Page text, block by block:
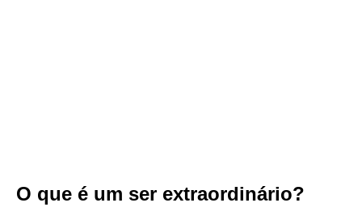
O que é um ser extraordinário?